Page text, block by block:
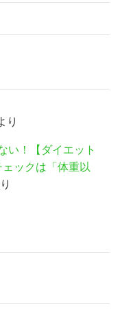
り
い！【ダイエット
ックは「体重以